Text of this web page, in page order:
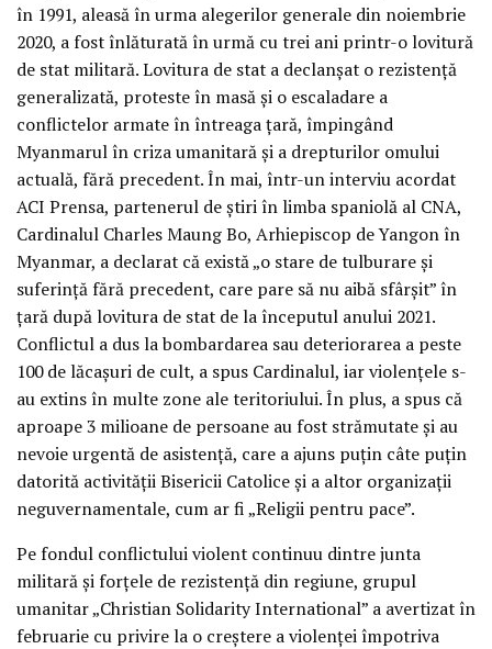
în 1991, aleasă în urma alegerilor generale din noiembrie
2020, a fost înlăturată în urmă cu trei ani printr-o lovitură
de stat militară. Lovitura de stat a declanșat o rezistență
generalizată, proteste în masă și o escaladare a
conflictelor armate în întreaga țară, împingând
Myanmarul în criza umanitară și a drepturilor omului
actuală, fără precedent. În mai, într-un interviu acordat
ACI Prensa, partenerul de știri în limba spaniolă al CNA,
Cardinalul Charles Maung Bo, Arhiepiscop de Yangon în
Myanmar, a declarat că există „o stare de tulburare și
suferință fără precedent, care pare să nu aibă sfârșit” în
țară după lovitura de stat de la începutul anului 2021.
Conflictul a dus la bombardarea sau deteriorarea a peste
100 de lăcașuri de cult, a spus Cardinalul, iar violențele s-
au extins în multe zone ale teritoriului. În plus, a spus că
aproape 3 milioane de persoane au fost strămutate și au
nevoie urgentă de asistență, care a ajuns puțin câte puțin
datorită activității Bisericii Catolice și a altor organizații
neguvernamentale, cum ar fi „Religii pentru pace”.
Pe fondul conflictului violent continuu dintre junta
militară și forțele de rezistență din regiune, grupul
umanitar „Christian Solidarity International” a avertizat în
februarie cu privire la o creștere a violenței împotriva